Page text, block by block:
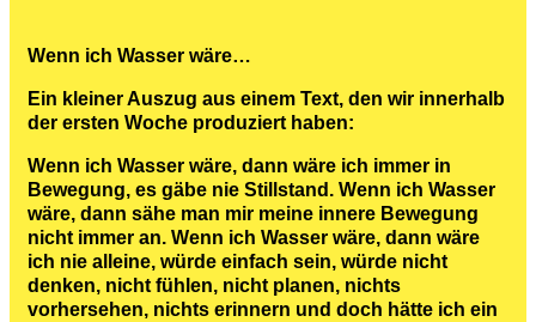
Wenn ich Wasser wäre…
Ein kleiner Auszug aus einem Text, den wir innerhalb
der ersten Woche produziert haben:
Wenn ich Wasser wäre, dann wäre ich immer in
Bewegung, es gäbe nie Stillstand. Wenn ich Wasser
wäre, dann sähe man mir meine innere Bewegung
nicht immer an. Wenn ich Wasser wäre, dann wäre
ich nie alleine, würde einfach sein, würde nicht
denken, nicht fühlen, nicht planen, nichts
vorhersehen, nichts erinnern und doch hätte ich ein